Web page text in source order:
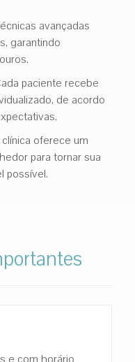
avançadas
garantindo
paciente recebe
de acordo
oferece um
para tornar sua
possível.